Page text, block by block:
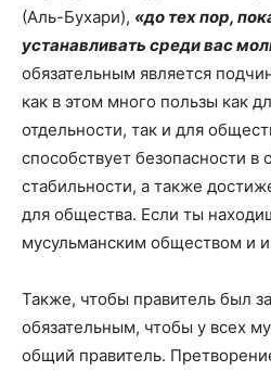
(Аль-Бухари), «до тех пор,
устанавливать среди вас
обязательным является
как в этом много пользы как
отдельности, так и для
способствует безопасности в
стабильности, а также
для общества. Если ты
мусульманским обществом и
Также, чтобы правитель был
обязательным, чтобы у всех
общий правитель.